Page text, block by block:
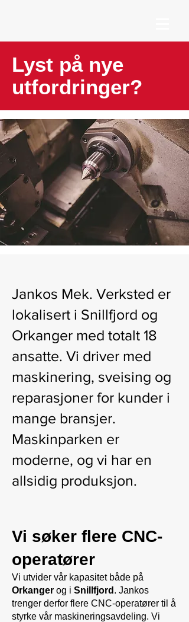
Lyst på nye
utfordringer?
Jankos Mek. Verksted er
lokalisert i Snillfjord og
Orkanger med totalt 18
ansatte. Vi driver med
maskinering, sveising og
reparasjoner for kunder i
mange bransjer.
Maskinparken er
moderne, og vi har en
allsidig produksjon.
Vi søker flere CNC-
operatører
Vi utvider vår kapasitet både på
Orkanger og i Snillfjord . Jankos
trenger derfor flere CNC-operatører til å
styrke vår maskineringsavdeling. Vi